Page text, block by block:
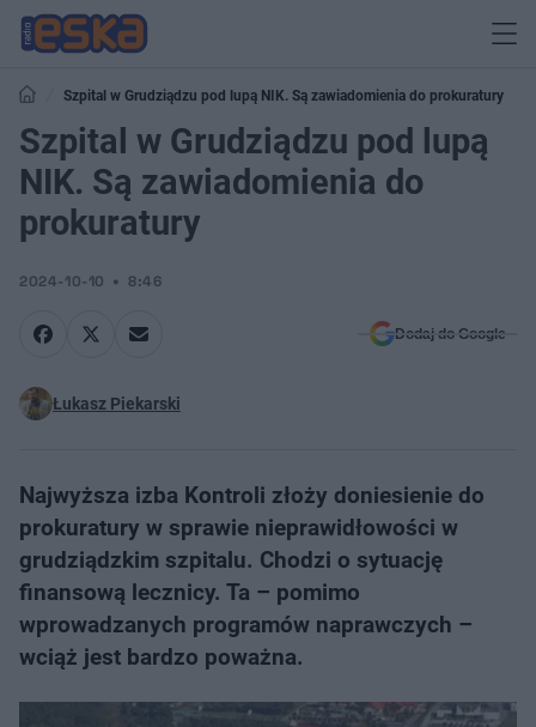
Szpital w Grudziądzu pod lupą NIK. Są zawiadomienia do prokuratury
Szpital w Grudziądzu pod lupą
NIK. Są zawiadomienia do
prokuratury
2024-10-10 8:46
Dodaj do Google
Łukasz Piekarski
Najwyższa izba Kontroli złoży doniesienie do
prokuratury w sprawie nieprawidłowości w
grudziądzkim szpitalu. Chodzi o sytuację
finansową lecznicy. Ta – pomimo
wprowadzanych programów naprawczych –
wciąż jest bardzo poważna.